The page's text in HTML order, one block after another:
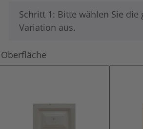
x
Schritt 1: Bitte wählen Sie die
Variation aus.
Oberfläche